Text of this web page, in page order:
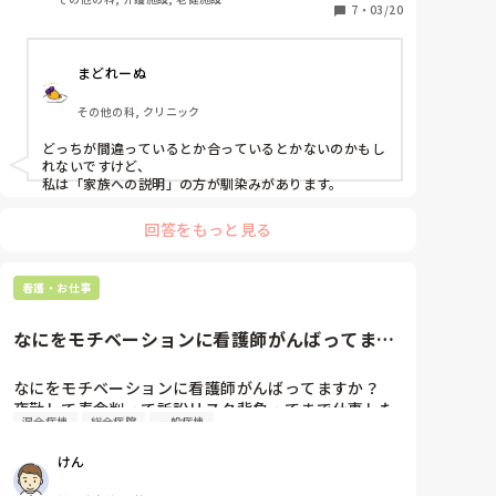
7 ・ 03/20
まどれーぬ
その他の科, クリニック
どっちが間違っているとか合っているとかないのかもし
れないですけど、
私は「家族への説明」の方が馴染みがあります。
回答をもっと見る
看護・お仕事
なにをモチベーションに看護師がんばってます
なにをモチベーションに看護師がんばってますか？
夜勤して寿命削って訴訟リスク背負ってまで仕事した
い理由がみつからないです。
混合病棟 総合病院 一般病棟
けん